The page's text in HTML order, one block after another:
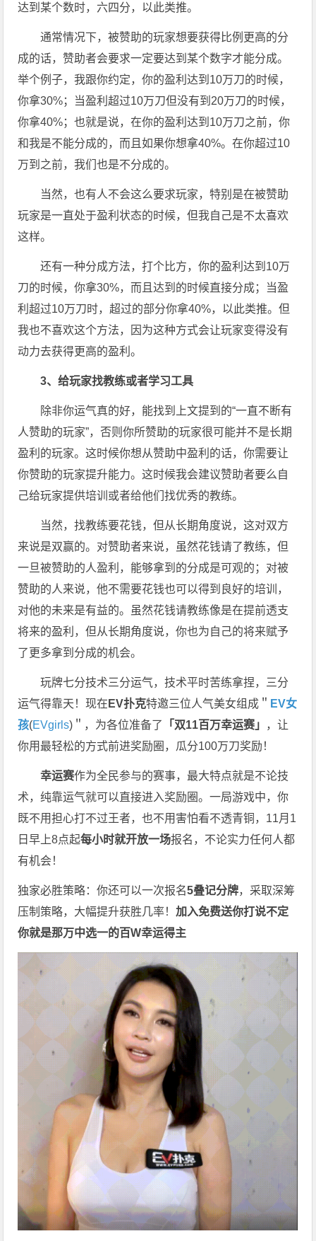
达到某个数时，六四分，以此类推。
通常情况下，被赞助的玩家想要获得比例更高的分
成的话，赞助者会要求一定要达到某个数字才能分成。
举个例子，我跟你约定，你的盈利达到10万刀的时候，
你拿30%；当盈利超过10万刀但没有到20万刀的时候，
你拿40%；也就是说，在你的盈利达到10万刀之前，你
和我是不能分成的，而且如果你想拿40%。在你超过10
万到之前，我们也是不分成的。
当然，也有人不会这么要求玩家，特别是在被赞助
玩家是一直处于盈利状态的时候，但我自己是不太喜欢
这样。
还有一种分成方法，打个比方，你的盈利达到10万
刀的时候，你拿30%，而且达到的时候直接分成；当盈
利超过10万刀时，超过的部分你拿40%，以此类推。但
我也不喜欢这个方法，因为这种方式会让玩家变得没有
动力去获得更高的盈利。
3、给玩家找教练或者学习工具
除非你运气真的好，能找到上文提到的“一直不断有
人赞助的玩家”，否则你所赞助的玩家很可能并不是长期
盈利的玩家。这时候你想从赞助中盈利的话，你需要让
你赞助的玩家提升能力。这时候我会建议赞助者要么自
己给玩家提供培训或者给他们找优秀的教练。
当然，找教练要花钱，但从长期角度说，这对双方
来说是双赢的。对赞助者来说，虽然花钱请了教练，但
一旦被赞助的人盈利，能够拿到的分成是可观的；对被
赞助的人来说，他不需要花钱也可以得到良好的培训，
对他的未来是有益的。虽然花钱请教练像是在提前透支
将来的盈利，但从长期角度说，你也为自己的将来赋予
了更多拿到分成的机会。
玩牌七分技术三分运气，技术平时苦练拿捏，三分
运气得靠天！现在 EV扑克特邀三位人气美女组成＂ EV女
孩(EVgirls)＂，为各位准备了 「双11百万幸运赛」 ，让
你用最轻松的方式前进奖励圈，瓜分100万刀奖励！
幸运赛作为全民参与的赛事，最大特点就是不论技
术，纯靠运气就可以直接进入奖励圈。一局游戏中，你
既不用担心打不过王者，也不用害怕看不透青铜，11月1
日早上8点起每小时就开放一场报名，不论实力任何人都
有机会！
独家必胜策略：你还可以一次报名5叠记分牌，采取深筹
压制策略，大幅提升获胜几率！加入免费送你打说不定
你就是那万中选一的百W幸运得主